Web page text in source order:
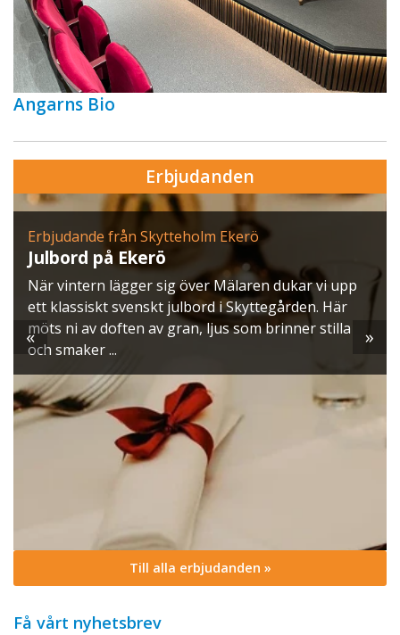
Angarns Bio
Erbjudanden
Erbjudande från Skytteholm Ekerö
Julbord på Ekerö
När vintern lägger sig över Mälaren dukar vi upp
ett klassiskt svenskt julbord i Skyttegården. Här
möts ni av doften av gran, ljus som brinner stilla
och smaker ...
« »
Till alla erbjudanden »
Få vårt nyhetsbrev